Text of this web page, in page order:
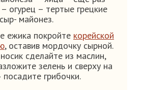
огурец – тертые грецкие
майонез.
ежика покройте корейской
, оставив мордочку сырной.
носик сделайте из маслин,
зелень и сверху на
посадите грибочки.